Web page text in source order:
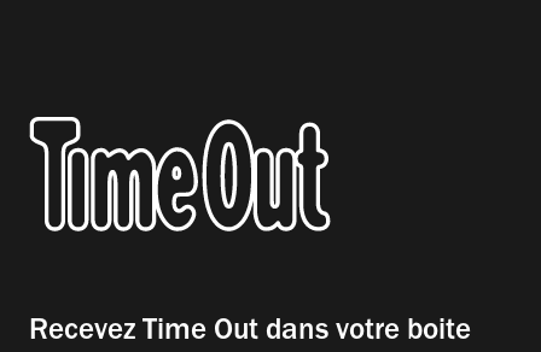
Recevez Time Out dans votre boite